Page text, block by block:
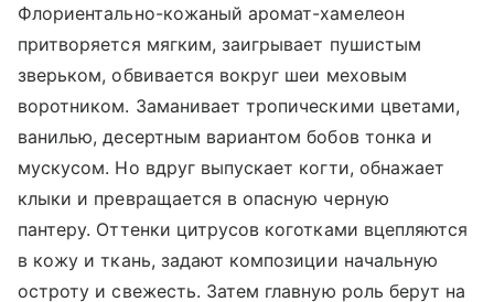
Флориентально-кожаный аромат-хамелеон
притворяется мягким, заигрывает пушистым
зверьком, обвивается вокруг шеи меховым
воротником. Заманивает тропическими цветами,
ванилью, десертным вариантом бобов тонка и
мускусом. Но вдруг выпускает когти, обнажает
клыки и превращается в опасную черную
пантеру. Оттенки цитрусов коготками вцепляются
в кожу и ткань, задают композиции начальную
остроту и свежесть. Затем главную роль берут на